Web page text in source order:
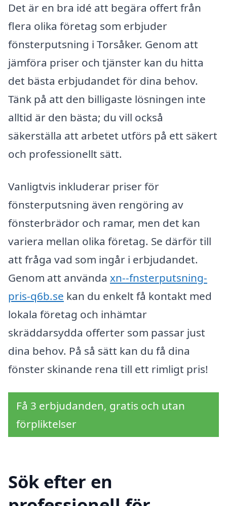
Det är en bra idé att begära offert från
flera olika företag som erbjuder
fönsterputsning i Torsåker. Genom att
jämföra priser och tjänster kan du hitta
det bästa erbjudandet för dina behov.
Tänk på att den billigaste lösningen inte
alltid är den bästa; du vill också
säkerställa att arbetet utförs på ett säkert
och professionellt sätt.
Vanligtvis inkluderar priser för
fönsterputsning även rengöring av
fönsterbrädor och ramar, men det kan
variera mellan olika företag. Se därför till
att fråga vad som ingår i erbjudandet.
Genom att använda xn--fnsterputsning-
pris-q6b.se kan du enkelt få kontakt med
lokala företag och inhämtar
skräddarsydda offerter som passar just
dina behov. På så sätt kan du få dina
fönster skinande rena till ett rimligt pris!
Få 3 erbjudanden, gratis och utan
förpliktelser
Sök efter en